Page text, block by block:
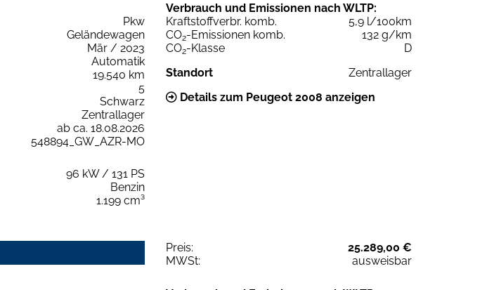
Pkw
Geländewagen
Mär / 2023
Automatik
19.540 km
5
Schwarz
Zentrallager
ab ca. 18.08.2026
548894_GW_AZR-MO
96 kW / 131 PS
Benzin
1.199 cm³
Verbrauch und Emissionen nach WLTP:
Kraftstoffverbr. komb.
5,9 l/100km
CO2-Emissionen komb.
132 g/km
CO2-Klasse
D
Standort
Zentrallager
Details zum Peugeot 2008 anzeigen
Preis:
25.289,00 €
MWSt:
ausweisbar